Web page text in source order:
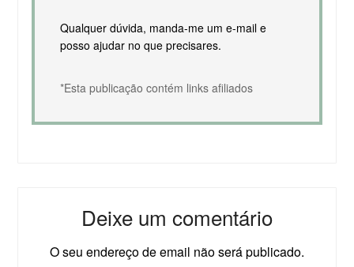
Qualquer dúvida, manda-me um e-mail e
posso ajudar no que precisares.
*Esta publicação contém links afiliados
Deixe um comentário
O seu endereço de email não será publicado.